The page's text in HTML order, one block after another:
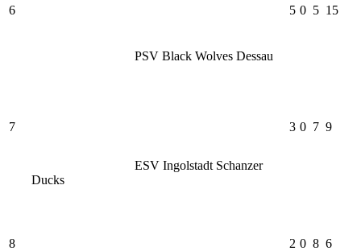
6
PSV Black Wolves Dessau
5 0 5 15
7
ESV Ingolstadt Schanzer
Ducks
3 0 7 9
8 2 0 8 6